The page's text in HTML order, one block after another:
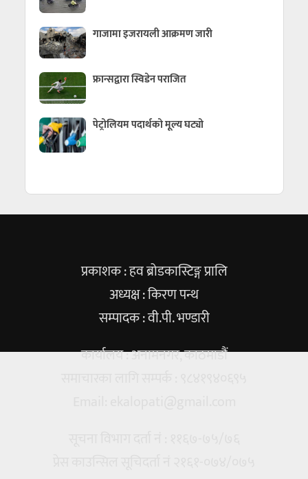
गाजामा इजरायली आक्रमण जारी
फ्रान्सद्वारा स्विडेन पराजित
पेट्रोलियम पदार्थको मूल्य घट्यो
प्रकाशक : हव ब्रोडकास्टिङ्ग प्रालि
अध्यक्ष : किरण पन्थ
सम्पादक : वी.पी. भण्डारी
कार्यालय : अनामनगर, काठमाडौं